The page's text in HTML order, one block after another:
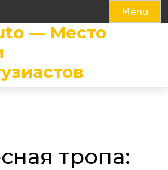
Menu
— Место
тропа: